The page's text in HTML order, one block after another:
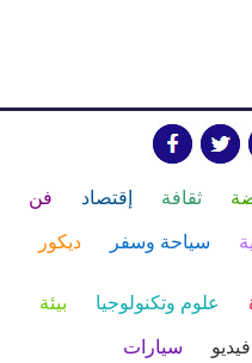
ثقافة إقتصاد فن
سياحة وسفر ديكور
علوم وتكنولوجيا بيئة
فيديو سيارات